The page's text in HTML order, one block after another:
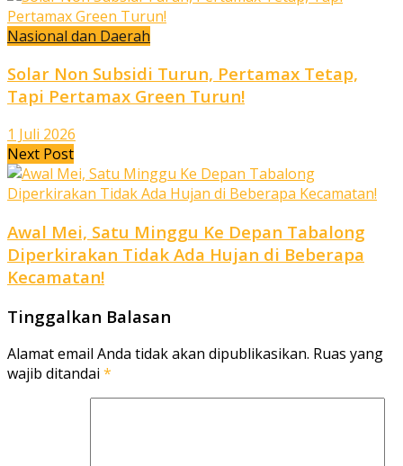
Nasional dan Daerah
Solar Non Subsidi Turun, Pertamax Tetap,
Tapi Pertamax Green Turun!
1 Juli 2026
Next Post
Awal Mei, Satu Minggu Ke Depan Tabalong
Diperkirakan Tidak Ada Hujan di Beberapa
Kecamatan!
Tinggalkan Balasan
Alamat email Anda tidak akan dipublikasikan. Ruas yang
wajib ditandai *